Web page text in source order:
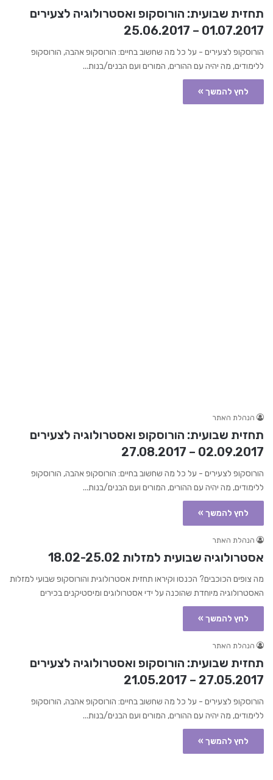
תחזית שבועית: הורוסקופ ואסטרולוגיה לצעירים
01.07.2017 – 25.06.2017
הורוסקופ לצעירים - על כל מה שחשוב בחיים: הורוסקופ אהבה, הורוסקופ
ללימודים, מה יהיה עם ההורים, המורים ועם הבנים/בנות...
לחץ להמשך »
הנהלת האתר
תחזית שבועית: הורוסקופ ואסטרולוגיה לצעירים
02.09.2017 – 27.08.2017
הורוסקופ לצעירים - על כל מה שחשוב בחיים: הורוסקופ אהבה, הורוסקופ
ללימודים, מה יהיה עם ההורים, המורים ועם הבנים/בנות...
לחץ להמשך »
הנהלת האתר
אסטרולוגיה שבועית למזלות 18.02-25.02
מה צופים הכוכבים? הכנסו וקיראו תחזית אסטרולוגית והורוסקופ שבועי למזלות
האסטרולוגיה מיוחדת שהוכנה על ידי אסטרולוגים ומיסטיקנים בכירים
לחץ להמשך »
הנהלת האתר
תחזית שבועית: הורוסקופ ואסטרולוגיה לצעירים
27.05.2017 – 21.05.2017
הורוסקופ לצעירים - על כל מה שחשוב בחיים: הורוסקופ אהבה, הורוסקופ
ללימודים, מה יהיה עם ההורים, המורים ועם הבנים/בנות...
לחץ להמשך »